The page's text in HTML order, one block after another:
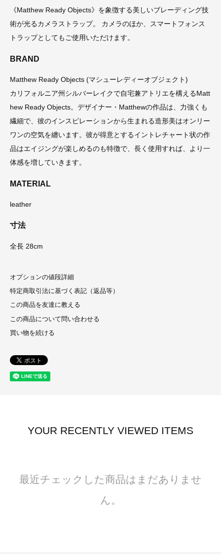
《Matthew Ready Objects》を象徴する美しいブレーディング技
術が光るカメラストラップ。 カメラのほか、スマートフォンス
トラップとしてもご使用いただけます。
BRAND
Matthew Ready Objects (マシューレディーオブジェクト)
カリフォルニア州シルバーレイクで自宅兼アトリエを構えるMatt
hew Ready Objects。デザイナー・Matthewの作品は、力強くも
繊細で、彼のインスピレーションから生まれる造形美はオンリー
ワンの空気を纏います。彼が得意とするイントレチャート状の作
品はエイジングが楽しめるのも特徴で、長く使用すれば、より一
体感を増していきます。
MATERIAL
leather
寸法
全長 28cm
オプションの値段詳細
特定商取引法に基づく表記（返品等）
この商品を友達に教える
この商品について問い合わせる
買い物を続ける
YOUR RECENTLY VIEWED ITEMS
最近チェックした商品はまだありませ
ん。